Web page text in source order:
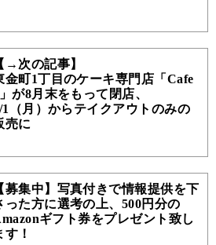
→次の記事】
金町1丁目のケーキ専門店「Cafe
が8月末をもって閉店、
1（月）からテイクアウトのみの
売に
募集中】写真付きで情報提供を下
った方に選考の上、500円分の
ギフト券をプレゼント致し
す！